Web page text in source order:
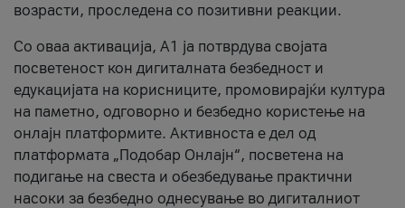
возрасти, проследена со позитивни реакции.
Со оваа активација, А1 ја потврдува својата
посветеност кон дигиталната безбедност и
едукацијата на корисниците, промовирајќи култура
на паметно, одговорно и безбедно користење на
онлајн платформите. Активноста е дел од
платформата „Подобар Онлајн“, посветена на
подигање на свеста и обезбедување практични
насоки за безбедно однесување во дигиталниот